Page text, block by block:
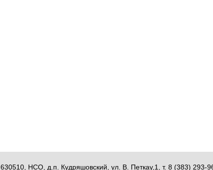
630510, НСО, д.п. Кудряшовский, ул. В. Петкау,1, т. 8 (383)